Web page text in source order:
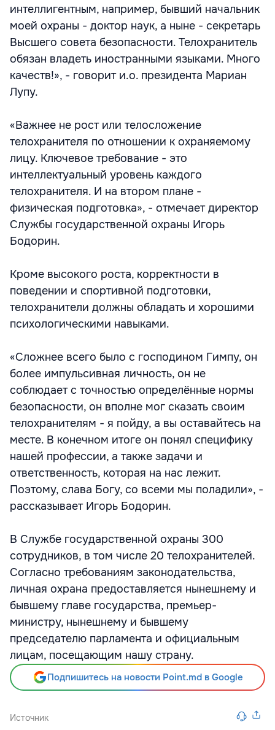
интеллигентным, например, бывший начальник
моей охраны - доктор наук, а ныне - секретарь
Высшего совета безопасности. Телохранитель
обязан владеть иностранными языками. Много
качеств!», - говорит и.о. президента Мариан
Лупу.
«Важнее не рост или телосложение
телохранителя по отношении к охраняемому
лицу. Ключевое требование - это
интеллектуальный уровень каждого
телохранителя. И на втором плане -
физическая подготовка», - отмечает директор
Службы государственной охраны Игорь
Бодорин.
Кроме высокого роста, корректности в
поведении и спортивной подготовки,
телохранители должны обладать и хорошими
психологическими навыками.
«Сложнее всего было с господином Гимпу, он
более импульсивная личность, он не
соблюдает с точностью определённые нормы
безопасности, он вполне мог сказать своим
телохранителям - я пойду, а вы оставайтесь на
месте. В конечном итоге он понял специфику
нашей профессии, а также задачи и
ответственность, которая на нас лежит.
Поэтому, слава Богу, со всеми мы поладили», -
рассказывает Игорь Бодорин.
В Службе государственной охраны 300
сотрудников, в том числе 20 телохранителей.
Согласно требованиям законодательства,
личная охрана предоставляется нынешнему и
бывшему главе государства, премьер-
министру, нынешнему и бывшему
председателю парламента и официальным
лицам, посещающим нашу страну.
Подпишитесь на новости Point.md в Google
Источник